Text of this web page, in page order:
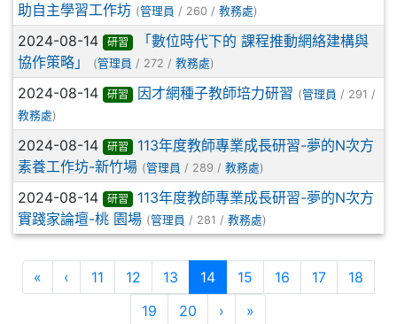
助自主學習工作坊 (管理員 / 260 / 教務處)
2024-08-14 研習
「數位時代下的 課程推動網絡建構與
協作策略」
(管理員 / 272 / 教務處)
2024-08-14 研習 因才網種子教師培力研習 (管理員 / 291 /
教務處)
2024-08-14 研習
113年度教師專業成長研習-夢的N次方
素養工作坊-新竹場 (管理員 / 289 / 教務處)
2024-08-14 研習
113年度教師專業成長研習-夢的N次方
實踐家論壇-桃 園場 (管理員 / 281 / 教務處)
« 第一頁
‹ 上一頁
11 12 13 14(目前頁次)
15 16 17
18
19
20 › 下一頁
»